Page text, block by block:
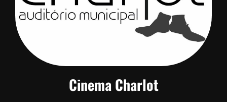
Cinema Charlot